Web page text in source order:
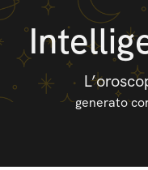
generato